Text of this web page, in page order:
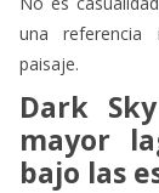
una referencia
paisaje.
Dark
mayor
bajo las